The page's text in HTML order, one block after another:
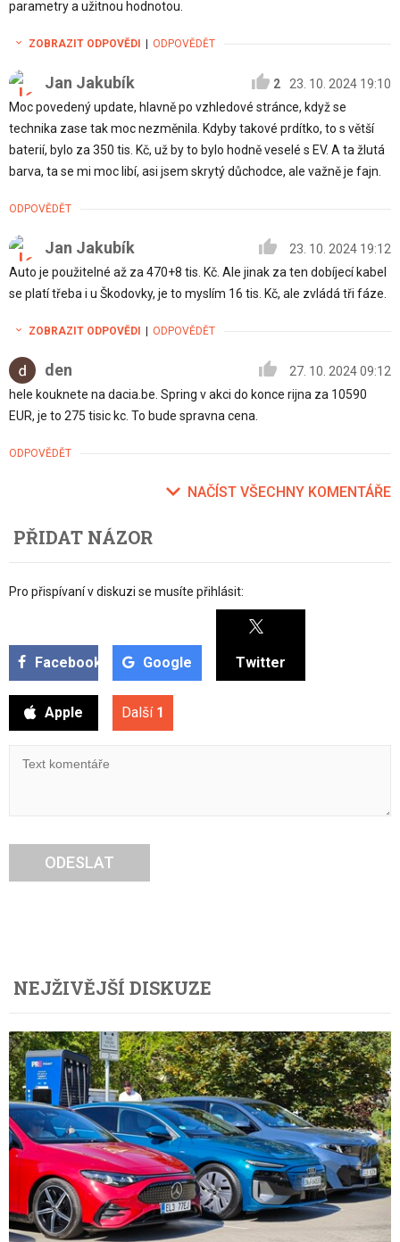
parametry a užitnou hodnotou.
ZOBRAZIT ODPOVĚDI ODPOVĚDĚT
Jan Jakubík 2
23. 10. 2024 19:10
Moc povedený update, hlavně po vzhledové stránce, když se
technika zase tak moc nezměnila. Kdyby takové prdítko, to s větší
baterií, bylo za 350 tis. Kč, už by to bylo hodně veselé s EV. A ta žlutá
barva, ta se mi moc libí, asi jsem skrytý důchodce, ale važně je fajn.
ODPOVĚDĚT
Jan Jakubík
23. 10. 2024 19:12
Auto je použitelné až za 470+8 tis. Kč. Ale jinak za ten dobíjecí kabel
se platí třeba i u Škodovky, je to myslím 16 tis. Kč, ale zvládá tři fáze.
ZOBRAZIT ODPOVĚDI ODPOVĚDĚT
den
27. 10. 2024 09:12
hele kouknete na dacia.be. Spring v akci do konce rijna za 10590
EUR, je to 275 tisic kc. To bude spravna cena.
ODPOVĚDĚT
NAČÍST VŠECHNY KOMENTÁŘE
PŘIDAT NÁZOR
Pro přispívaní v diskuzi se musíte přihlásit:
Facebook Google Twitter
Apple Další 1
ODESLAT
NEJŽIVĚJŠÍ DISKUZE